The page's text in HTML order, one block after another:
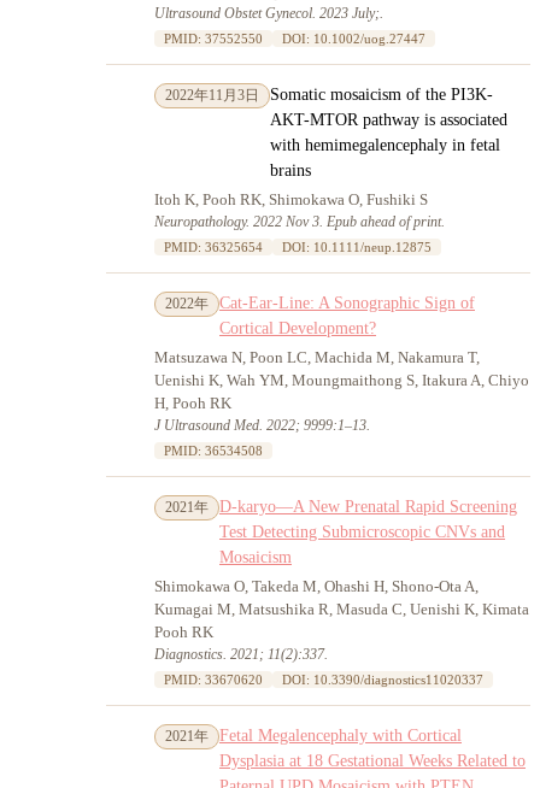
Ultrasound Obstet Gynecol. 2023 July;.
PMID: 37552550 DOI: 10.1002/uog.27447
2022年11月3日
Somatic mosaicism of the PI3K-
AKT-MTOR pathway is associated
with hemimegalencephaly in fetal
brains
Itoh K, Pooh RK, Shimokawa O, Fushiki S
Neuropathology. 2022 Nov 3. Epub ahead of print.
PMID: 36325654 DOI: 10.1111/neup.12875
2022年
Cat-Ear-Line: A Sonographic Sign of
Cortical Development?
Matsuzawa N, Poon LC, Machida M, Nakamura T,
Uenishi K, Wah YM, Moungmaithong S, Itakura A, Chiyo
H, Pooh RK
J Ultrasound Med. 2022; 9999:1–13.
PMID: 36534508
2021年
D-karyo—A New Prenatal Rapid Screening
Test Detecting Submicroscopic CNVs and
Mosaicism
Shimokawa O, Takeda M, Ohashi H, Shono-Ota A,
Kumagai M, Matsushika R, Masuda C, Uenishi K, Kimata
Pooh RK
Diagnostics. 2021; 11(2):337.
PMID: 33670620 DOI: 10.3390/diagnostics11020337
2021年
Fetal Megalencephaly with Cortical
Dysplasia at 18 Gestational Weeks Related to